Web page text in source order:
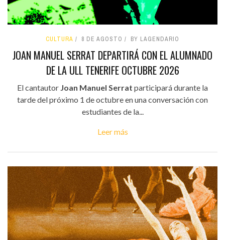
CULTURA 8 DE AGOSTO BY LAGENDARIO
JOAN MANUEL SERRAT DEPARTIRÁ CON EL ALUMNADO
DE LA ULL TENERIFE OCTUBRE 2026
El cantautor Joan Manuel Serrat participará durante la
tarde del próximo 1 de octubre en una conversación con
estudiantes de la...
Leer más